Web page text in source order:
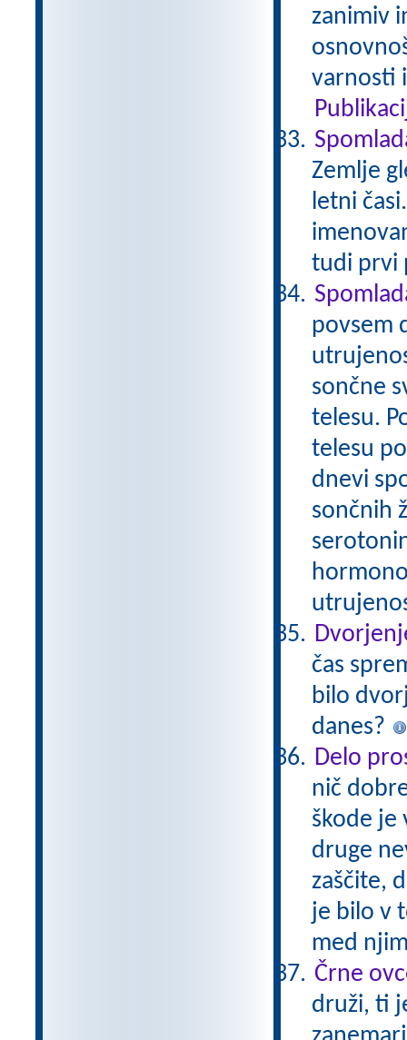
zanimiv
varnosti
Zemlje
letni
tudi prvi
povsem
sončne
telesu.
telesu
dnevi
sončnih
čas
bilo
danes?
Delo
nič
škode je
druge
zaščite,
je bilo v
med
Črne
druži, ti